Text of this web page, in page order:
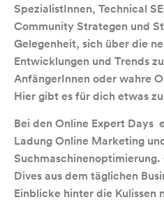
SpezialistInnen, Technical
Community Strategen und
Gelegenheit, sich über die
Entwicklungen und Trends
AnfängerInnen oder wahre
Hier gibt es für dich etwas
Bei den Online Expert Days
Ladung Online Marketing
Suchmaschinenoptimierung.
Dives aus dem täglichen
Einblicke hinter die Kulissen